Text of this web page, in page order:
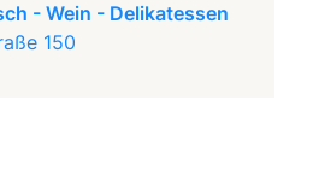
- Wein - Delikatessen
150